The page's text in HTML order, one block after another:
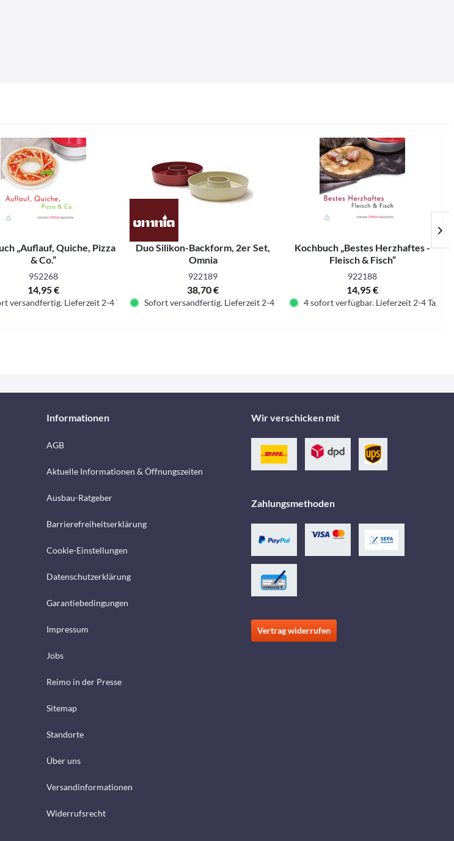
„Auflauf, Quiche, Pizza
& Co.“
952268
14,95 €
versandfertig. Lieferzeit 2-4 Tage.
Duo Silikon-Backform, 2er Set,
Omnia
922189
38,70 €
Sofort versandfertig. Lieferzeit 2-4 Tage.
Kochbuch „Bestes Herzhaftes -
Fleisch & Fisch“
922188
14,95 €
4 sofort verfügbar. Lieferzeit 2-4 Tage.
Informationen
AGB
Aktuelle Informationen & Öffnungszeiten
Ausbau-Ratgeber
Barrierefreiheitserklärung
Cookie-Einstellungen
Datenschutzerklärung
Garantiebedingungen
Impressum
Jobs
Reimo in der Presse
Sitemap
Standorte
Über uns
Versandinformationen
Widerrufsrecht
Wir verschicken mit
Zahlungsmethoden
Vertrag widerrufen